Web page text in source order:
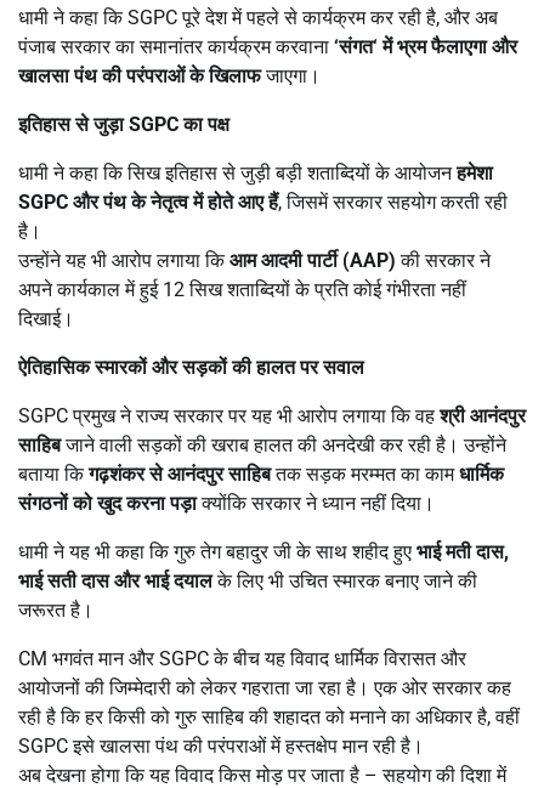
धामी ने कहा कि SGPC पूरे देश में पहले से कार्यक्रम कर रही है, और अब
पंजाब सरकार का समानांतर कार्यक्रम करवाना ‘संगत‘में भ्रम फैलाएगा और
खालसा पंथ की परंपराओं के खिलाफजाएगा।
इतिहास से जुड़ाSGPCका पक्ष
धामी ने कहा कि सिख इतिहास से जुड़ी बड़ी शताब्दियों के आयोजनहमेशा
SGPC और पंथ के नेतृत्व में होते आए हैं, जिसमें सरकार सहयोग करती रही
है।
उन्होंने यह भी आरोप लगाया किआम आदमी पार्टी (AAP) की सरकार ने
अपने कार्यकाल में हुई 12 सिख शताब्दियों के प्रति कोई गंभीरता नहीं
दिखाई।
ऐतिहासिक स्मारकों और सड़कों की हालत पर सवाल
SGPC प्रमुख ने राज्य सरकार पर यह भी आरोप लगाया कि वहश्री आनंदपुर
साहिबजाने वाली सड़कों की खराब हालत की अनदेखी कर रही है। उन्होंने
बताया किगढ़शंकर से आनंदपुर साहिबतक सड़क मरम्मत का कामधार्मिक
संगठनों को खुद करना पड़ाक्योंकि सरकार ने ध्यान नहीं दिया।
धामी ने यह भी कहा कि गुरु तेग बहादुर जी के साथ शहीद हुए भाई मती दास,
भाई सती दास और भाई दयालके लिए भी उचित स्मारक बनाए जाने की
जरूरत है।
CM भगवंत मान और SGPC के बीच यह विवाद धार्मिक विरासत और
आयोजनों की जिम्मेदारी को लेकर गहराता जा रहा है। एक ओर सरकार कह
रही है कि हर किसी को गुरु साहिब की शहादत को मनाने का अधिकार है, वहीं
SGPC इसे खालसा पंथ की परंपराओं में हस्तक्षेप मान रही है।
अब देखना होगा कि यह विवाद किस मोड़ पर जाता है – सहयोग की दिशा में